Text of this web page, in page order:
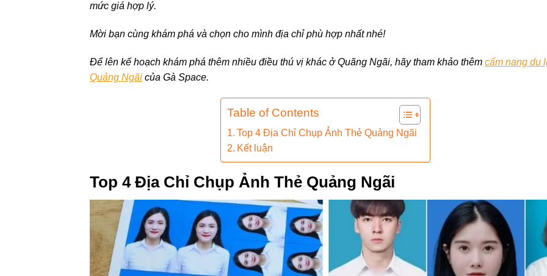
mức giá hợp lý.
Mời bạn cùng khám phá và chọn cho mình địa chỉ phù hợp nhất nhé!
Để lên kế hoạch khám phá thêm nhiều điều thú vị khác ở Quãng Ngãi, hãy tham khảo thêm cẩm nang du
Quảng Ngãi của Gà Space.
Table of Contents
Top 4 Địa Chỉ Chụp Ảnh Thẻ Quảng Ngãi
Kết luận
Top 4 Địa Chỉ Chụp Ảnh Thẻ Quảng Ngãi